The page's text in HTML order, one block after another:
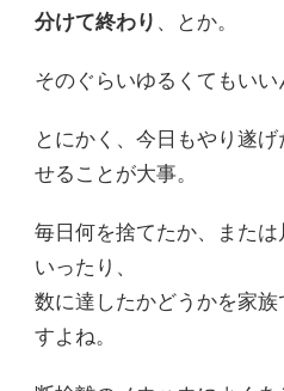
分けて終わり 、とか。
そのぐらいゆるくてもいい
とにかく、今日もやり遂
せることが大事。
毎日何を捨てたか、また
いったり、
数に達したかどうかを家
すよね。